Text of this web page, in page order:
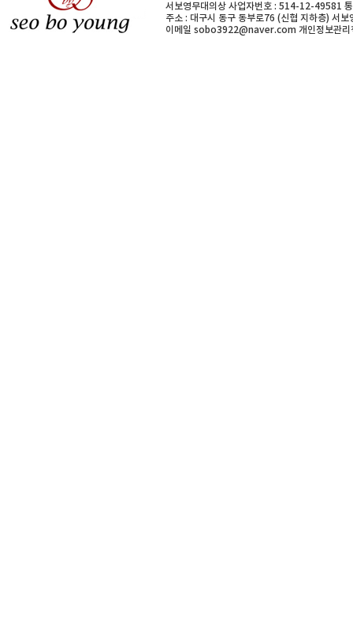
서보영무대의상 사업자번호 : 514-12-49581
주소 : 대구시 동구 동부로76 (신협 지하층)
이메일 sobo3922@naver.com 개인정보관리